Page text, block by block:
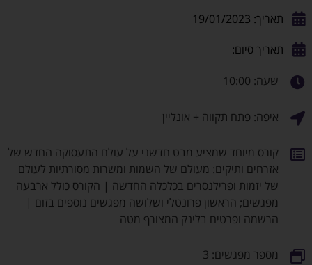
חדשני על עולם התעסוקה החדש של
השמות ומשרות מסורתיות לעולם
החדשה | הקורס כולל ארבעה
ושלושה מפגשים נוספים בזום |
מטה